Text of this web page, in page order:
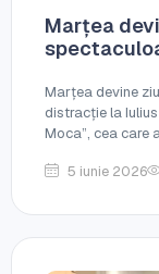
Marțea
Marțea devine
distracție la
Moca”, cea care
5 iunie 2026